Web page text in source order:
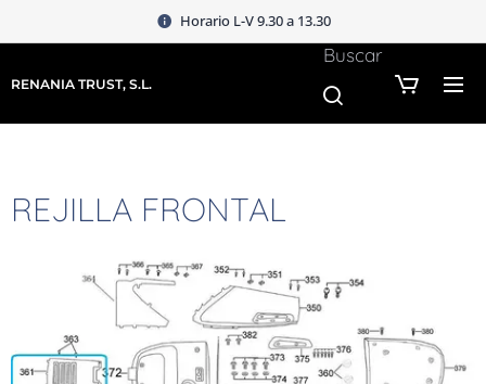
Horario L-V 9.30 a 13.30
RENANIA TRUST, S.L.
Buscar
REJILLA FRONTAL